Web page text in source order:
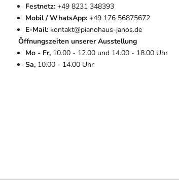
Festnetz: +49 8231 348393
Mobil / WhatsApp: +49 176 56875672
E-Mail: kontakt@pianohaus-janos.de
Öffnungszeiten unserer Ausstellung
Mo - Fr, 10.00 - 12.00 und 14.00 - 18.00 Uhr
Sa, 10.00 - 14.00 Uhr